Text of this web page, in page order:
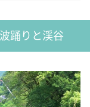
踊りと渓谷